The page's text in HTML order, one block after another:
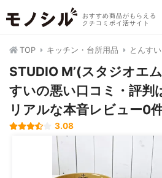
おすすめ商品がもらえる
クチコミポイ活サイト
TOP キッチン・台所用品 とんすい
STUDIO M’(スタジオエ
すいの悪い口コミ・評判
リアルな本音レビュー0
3.08